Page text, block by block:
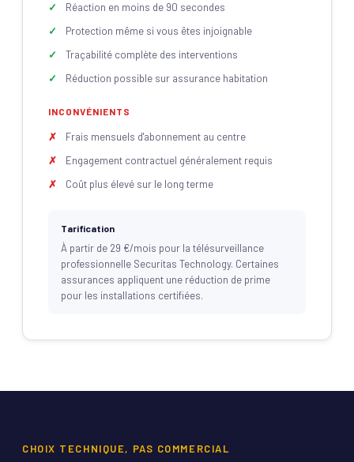
Réaction en moins de 90 secondes
Protection même si vous êtes injoignable
Traçabilité complète des interventions
Réduction possible sur assurance habitation
INCONVÉNIENTS
Frais mensuels d'abonnement au centre
Engagement contractuel généralement requis
Coût plus élevé sur le long terme
Tarification
À partir de 29 €/mois pour la télésurveillance
professionnelle Securitas Technology. Certaines
assurances appliquent une réduction de prime
pour les installations certifiées.
CHOIX TECHNIQUE, PAS COMMERCIAL